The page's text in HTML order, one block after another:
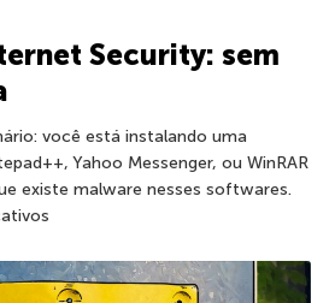
Security: sem
você está instalando uma
Yahoo Messenger, ou WinRAR
existe malware nesses softwares.